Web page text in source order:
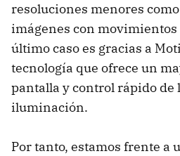
resoluciones menores
imágenes con movimientos
último caso es gracias a
tecnología que ofrece un
pantalla y control rápido de
iluminación.
Por tanto, estamos frente a